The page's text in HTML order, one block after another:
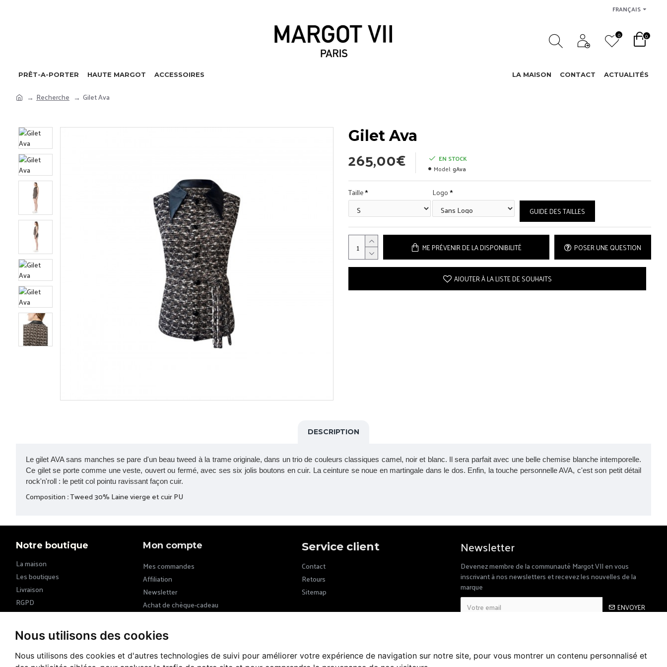
Nous utilisons des cookies
Nous utilisons des cookies et d'autres technologies de suivi pour améliorer votre expérience de navigation sur notre site, pour vous montrer un contenu personnalisé et
FRANÇAIS
0 0
PRÊT-A-PORTER HAUTE MARGOT ACCESSOIRES LA MAISON CONTACT ACTUALITÉS
Recherche Gilet Ava
Gilet Ava
265,00€
EN STOCK
Model:gAva
Taille Logo
GUIDE DES TAILLES
ME PRÉVENIR DE LA DISPONIBILITÉ POSER UNE QUESTION
AJOUTER À LA LISTE DE SOUHAITS
DESCRIPTION
Le gilet AVA sans manches se pare d'un beau tweed à la trame originale, dans un trio de couleurs classiques camel, noir et blanc. Il sera parfait avec une belle chemise blanche intemporelle.
Ce gilet se porte comme une veste, ouvert ou fermé, avec ses six jolis boutons en cuir. La ceinture se noue en martingale dans le dos. Enfin, la touche personnelle AVA, c'est son petit détail
rock'n'roll : le petit col pointu ravissant façon cuir.
Composition:Tweed 30% Laine vierge et cuir PU
Notre boutique
La maison
Les boutiques
Livraison
RGPD
CGU & CGV
Mon compte
Mes commandes
Affiliation
Newsletter
Achat de chèque-cadeau
Service client
Contact
Retours
Sitemap
Newsletter
Devenez membre de la communauté Margot VII en vous
inscrivant à nos newsletters et recevez les nouvelles de la
marque
ENVOYER